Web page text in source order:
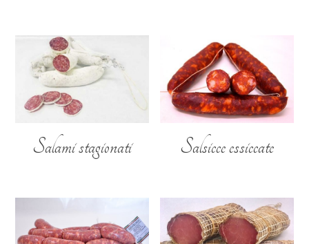
Salami stagionati Salsicce essiccate